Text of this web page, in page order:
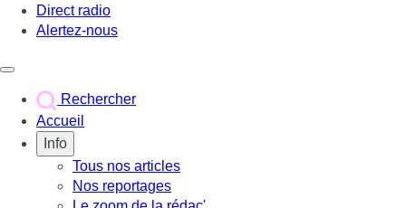
Direct radio
Alertez-nous
Rechercher
Accueil
Info
Tous nos articles
Nos reportages